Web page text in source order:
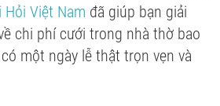
Hỏi Việt Nam đã giúp bạn giải
chi phí cưới trong nhà thờ bao
một ngày lễ thật trọn vẹn và